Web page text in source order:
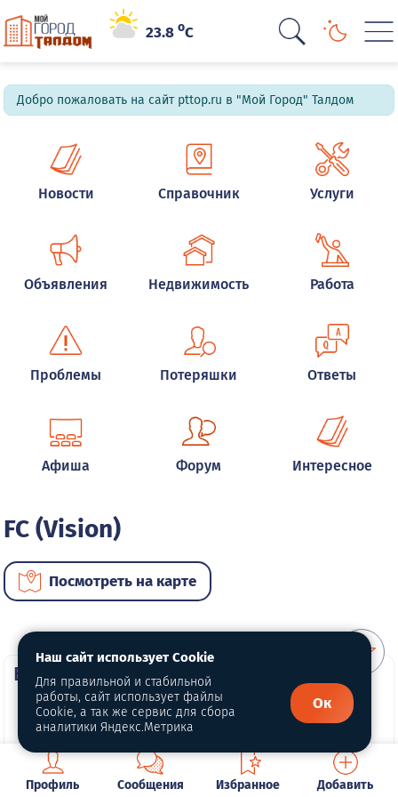
23.8oC
Добро пожаловать на сайт pttop.ru в "Мой Город" Талдом
Новости Справочник Услуги
Объявления Недвижимость Работа
Проблемы Потеряшки Ответы
Афиша Форум Интересное
FC (Vision)
Посмотреть на карте
ВИП автомобили
Профиль Сообщения Избранное Добавить
Наш сайт использует Cookie
Для правильной и стабильной
работы, сайт использует файлы
Cookie, а так же сервис для сбора
аналитики Яндекс.Метрика
Ок